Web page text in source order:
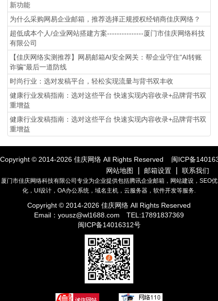
新功能
为什么采购网易企业邮箱，推荐选择正规授权经销商佳庆网络？
超低成本个人/企业网站搭建方案---------------厦门市佳庆网络科技
有限公司
【佳庆网络实测推荐】网易邮箱AI安全网关：帮企业守住"AI转账
诈骗"最后一道防线
时尚行业：选对发稿平台，轻松实现流量与背书双丰收
健康行业发稿指南：选对这些平台 快速实现内容收录+品牌背书双
重增益
健康行业发稿指南：选对这些平台 快速实现内容收录+品牌背书双
重增益
Copyright © 2014-2026 佳庆网络 All Rights Reserved 闽ICP备
网站地图
邮箱设置 联系我们
厦门市佳庆网络科技有限公司专业为企业提供包括腾讯企业邮箱，网站建设，SEO优
化，UI设计，OA办公系统，域名主机，云服务器，软件开发等服务.
Copyright © 2014-2026 佳庆网络 All Rights Reserved
Email： yousz@wl1688.com
TEL:17891837369
闽ICP备14016312号